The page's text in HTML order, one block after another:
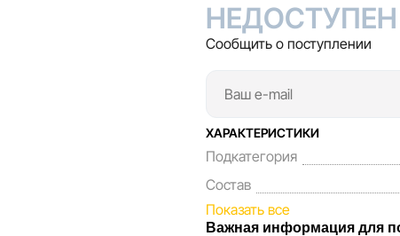
НЕДОСТУПЕН
Сообщить о поступлении
ХАРАКТЕРИСТИКИ
Подкатегория
Состав
Показать все
Важная информация для